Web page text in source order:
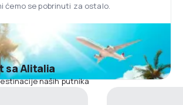
ćemo se pobrinuti za ostalo.
sa Alitalia
naših putnika